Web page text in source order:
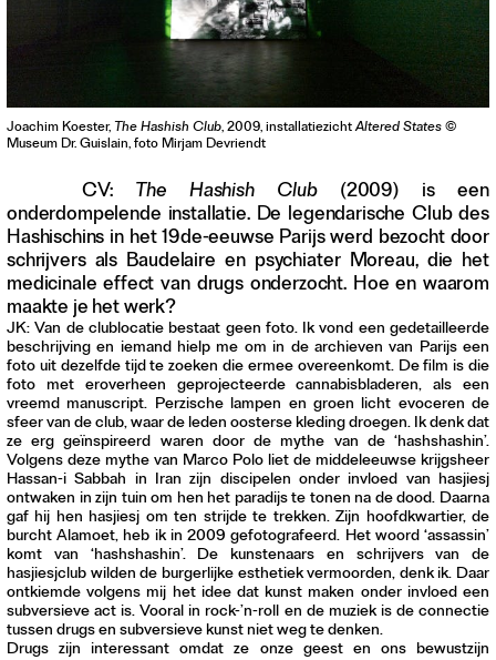
Joachim Koester,The Hashish Club, 2009, installatiezichtAltered States©
Museum Dr. Guislain, foto Mirjam Devriendt
CV: The Hashish Club(2009) is een
onderdompelende installatie. De legendarische Club des
Hashischins in het 19de-eeuwse Parijs werd bezocht door
schrijvers als Baudelaire en psychiater Moreau, die het
medicinale effect van drugs onderzocht. Hoe en waarom
maakte je het werk?
JK: Van de clublocatie bestaat geen foto. Ik vond een gedetailleerde
beschrijving en iemand hielp me om in de archieven van Parijs een
foto uit dezelfde tijd te zoeken die ermee overeenkomt. De film is die
foto met eroverheen geprojecteerde cannabisbladeren, als een
vreemd manuscript. Perzische lampen en groen licht evoceren de
sfeer van de club, waar de leden oosterse kleding droegen. Ik denk dat
ze erg geïnspireerd waren door de mythe van de ‘hashshashin’.
Volgens deze mythe van Marco Polo liet de middeleeuwse krijgsheer
Hassan-i Sabbah in Iran zijn discipelen onder invloed van hasjiesj
ontwaken in zijn tuin om hen het paradijs te tonen na de dood. Daarna
gaf hij hen hasjiesj om ten strijde te trekken. Zijn hoofdkwartier, de
burcht Alamoet, heb ik in 2009 gefotografeerd. Het woord ‘assassin’
komt van ‘hashshashin’. De kunstenaars en schrijvers van de
hasjiesjclub wilden de burgerlijke esthetiek vermoorden, denk ik. Daar
ontkiemde volgens mij het idee dat kunst maken onder invloed een
subversieve act is. Vooral in rock-’n-roll en de muziek is de connectie
tussen drugs en subversieve kunst niet weg te denken.
Drugs zijn interessant omdat ze onze geest en ons bewustzijn